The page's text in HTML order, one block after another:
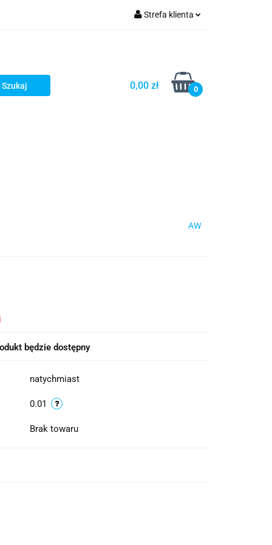
Strefa klienta
Dodaj zgłoszenie
0,00 zł 0
AW
będzie dostępny
natychmiast
0.01
Brak towaru